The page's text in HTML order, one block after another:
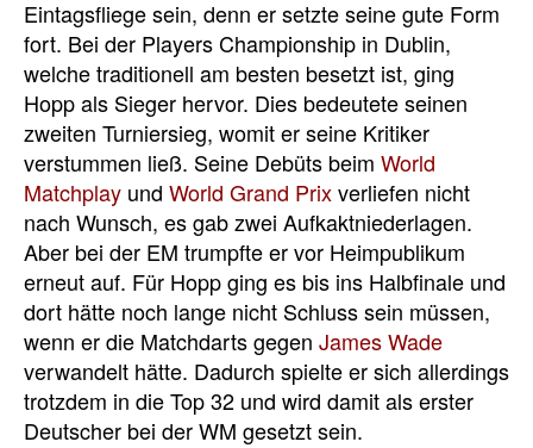
Eintagsfliege sein, denn er setzte seine gute Form
fort. Bei der Players Championship in Dublin,
welche traditionell am besten besetzt ist, ging
Hopp als Sieger hervor. Dies bedeutete seinen
zweiten Turniersieg, womit er seine Kritiker
verstummen ließ. Seine Debüts beim World
Matchplay und World Grand Prixverliefen nicht
nach Wunsch, es gab zwei Aufkaktniederlagen.
Aber bei der EM trumpfte er vor Heimpublikum
erneut auf. Für Hopp ging es bis ins Halbfinale und
dort hätte noch lange nicht Schluss sein müssen,
wenn er die Matchdarts gegen James Wade
verwandelt hätte. Dadurch spielte er sich allerdings
trotzdem in die Top 32 und wird damit als erster
Deutscher bei der WM gesetzt sein.